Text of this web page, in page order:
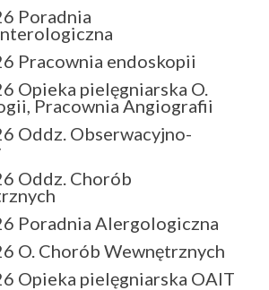
Poradnia
Pracownia endoskopii
Opieka pielęgniarska O.
Pracownia Angiografii
Oddz. Obserwacyjno-
Oddz. Chorób
Poradnia Alergologiczna
O. Chorób Wewnętrznych
Opieka pielęgniarska OAIT